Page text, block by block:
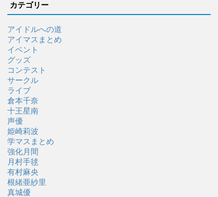
カテゴリー
アイドルへの道
アイマスまとめ
イベント
グッズ
コンテスト
サークル
ライブ
倉本千奈
十王星南
声優
姫崎莉波
学マスまとめ
強化月間
月村手毬
有村麻央
根緒亜紗里
真城優